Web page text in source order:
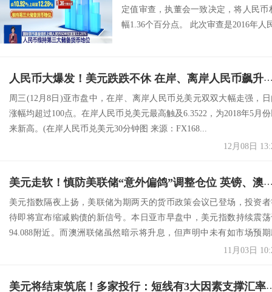
定值审查，执董会一致决定，将人民币
幅1.36个百分点。 此次审查是2016年人
人民币大爆发！美元跌跌不休 在岸、离岸人民币飙升逾
周三(12月8日)亚市盘中，在岸、离岸人民币兑美元双双大幅走强，
涨幅均超过100点。在岸人民币兑美元最高触及6.3522，为2018年5月
来新高。(在岸人民币兑美元30分钟图 来源：FX168...
12月08日
美元走软！慎防美联储“意外偏鸽”调整仓位 英镑、澳元与亚币全
美元指数隔夜上扬，美联储为期两天的货币政策会议已登场，投资
待即将宣布缩减购债的新信号。本日亚市早盘中，美元指数持续震
94.088附近。而澳洲联储虽然暗示将升息，但声明中未有如市场预
11月03日
美元将结束筑底！多家投行：短线有3大因